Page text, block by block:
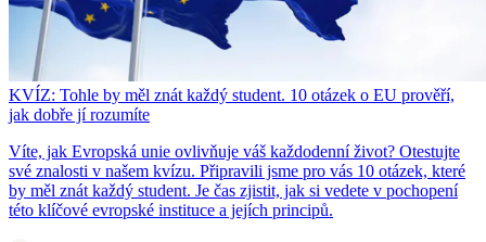
KVÍZ: Tohle by měl znát každý student. 10 otázek o EU prověří,
jak dobře jí rozumíte
Víte, jak Evropská unie ovlivňuje váš každodenní život? Otestujte
své znalosti v našem kvízu. Připravili jsme pro vás 10 otázek, které
by měl znát každý student. Je čas zjistit, jak si vedete v pochopení
této klíčové evropské instituce a jejích principů.